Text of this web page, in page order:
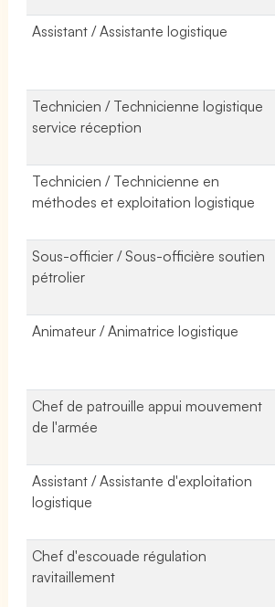
Assistant / Assistante logistique
Technicien / Technicienne logistique
service réception
Technicien / Technicienne en
méthodes et exploitation logistique
Sous-officier / Sous-officière soutien
pétrolier
Animateur / Animatrice logistique
Chef de patrouille appui mouvement
de l'armée
Assistant / Assistante d'exploitation
logistique
Chef d'escouade régulation
ravitaillement